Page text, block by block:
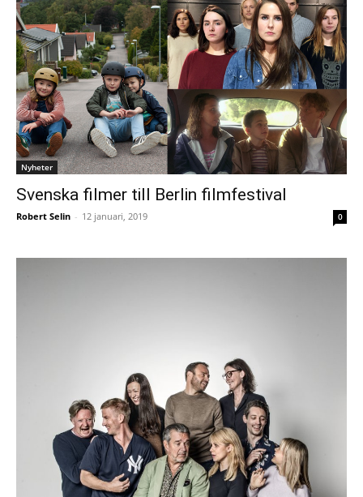
Nyheter
Svenska filmer till Berlin filmfestival
Robert Selin - 12 januari, 2019 0